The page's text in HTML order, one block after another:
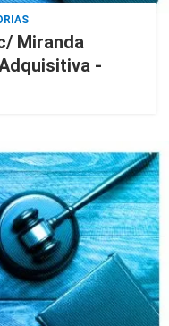
Miranda
-